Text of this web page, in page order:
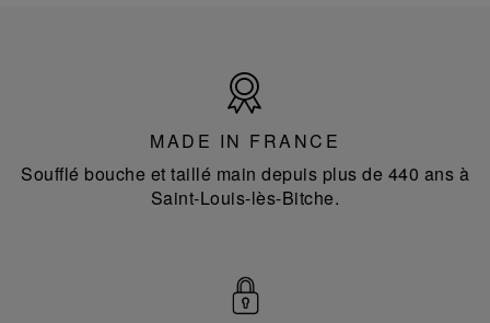
France
MADE IN FRANCE
Soufflé bouche et taillé main depuis plus de 440 ans à
Saint-Louis-lès-Bitche.